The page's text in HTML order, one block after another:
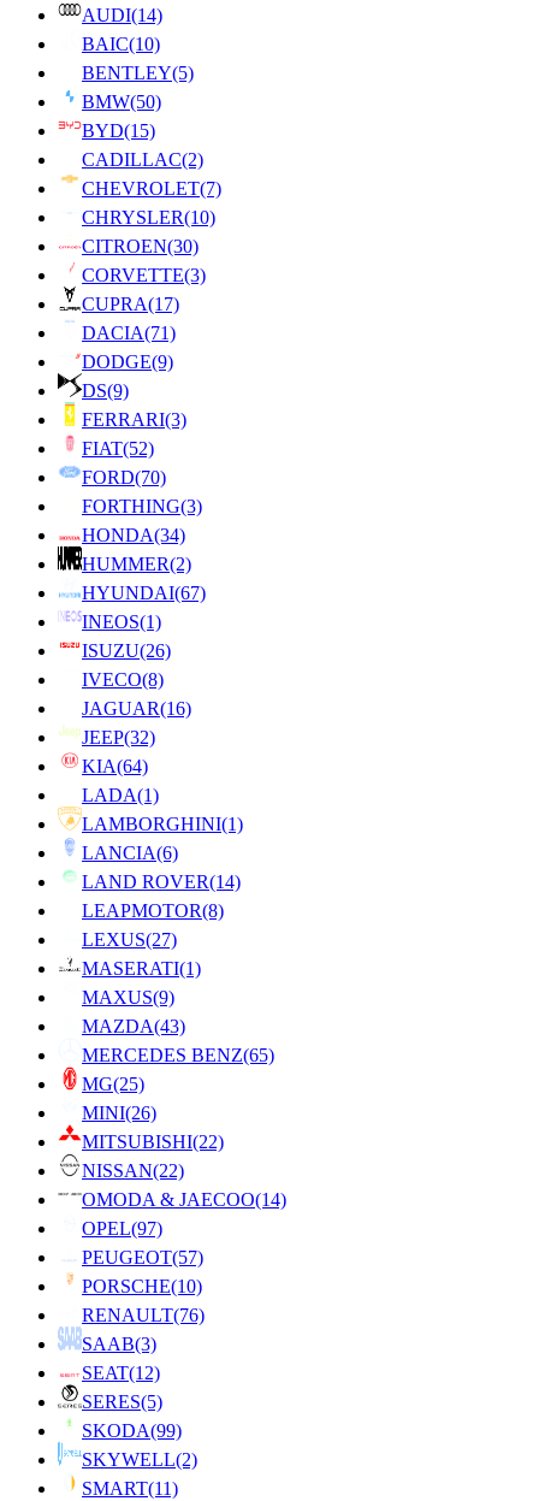
AUDI(14)
BAIC(10)
BENTLEY(5)
BMW(50)
BYD(15)
CADILLAC(2)
CHEVROLET(7)
CHRYSLER(10)
CITROEN(30)
CORVETTE(3)
CUPRA(17)
DACIA(71)
DODGE(9)
DS(9)
FERRARI(3)
FIAT(52)
FORD(70)
FORTHING(3)
HONDA(34)
HUMMER(2)
HYUNDAI(67)
INEOS(1)
ISUZU(26)
IVECO(8)
JAGUAR(16)
JEEP(32)
KIA(64)
LADA(1)
LAMBORGHINI(1)
LANCIA(6)
LAND ROVER(14)
LEAPMOTOR(8)
LEXUS(27)
MASERATI(1)
MAXUS(9)
MAZDA(43)
MERCEDES BENZ(65)
MG(25)
MINI(26)
MITSUBISHI(22)
NISSAN(22)
OMODA & JAECOO(14)
OPEL(97)
PEUGEOT(57)
PORSCHE(10)
RENAULT(76)
SAAB(3)
SEAT(12)
SERES(5)
SKODA(99)
SKYWELL(2)
SMART(11)